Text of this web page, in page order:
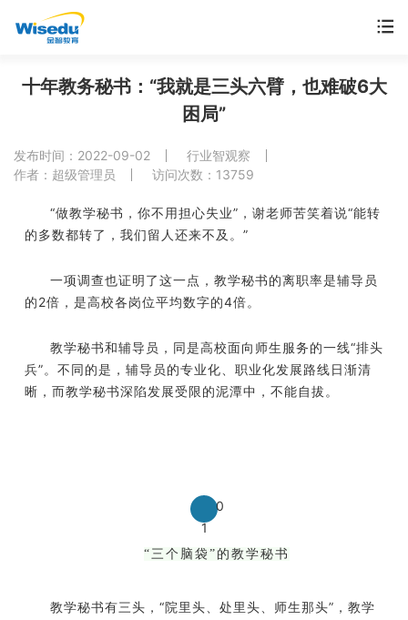
首页
产品服务
解决方案
案例中心
关于金智
十年教务秘书：“我就是三头六臂，也难破6大
困局”
发布时间：2022-09-02
行业智观察
作者：超级管理员
访问次数：13759
“做教学秘书，你不用担心失业”，谢老师苦笑着说“能转
的多数都转了，我们留人还来不及。”
一项调查也证明了这一点，教学秘书的离职率是辅导员
的2倍，是高校各岗位平均数字的4倍。
教学秘书和辅导员，同是高校面向师生服务的一线“排头
兵”。不同的是，辅导员的专业化、职业化发展路线日渐清
晰，而教学秘书深陷发展受限的泥潭中，不能自拔。
0
1
“三个脑袋”的教学秘书
教学秘书有三头，“院里头、处里头、师生那头”，教学